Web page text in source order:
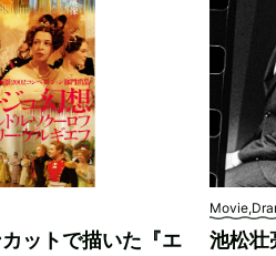
ットで描いた『エ
池松壮